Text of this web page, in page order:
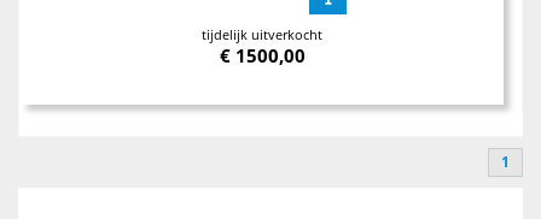
tijdelijk uitverkocht
€ 1500,00
1